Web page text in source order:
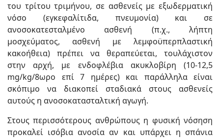
του τρίτου τριμήνου, σε ασθενείς με εξωδερματική
νόσο (εγκεφαλίτιδα, πνευμονία) και σε
ανοσοκατεσταλμένο ασθενή (π.χ., λήπτη
μοσχεύματος, ασθενή με λεμφοϋπερπλαστική
κακοήθεια) πρέπει να θεραπεύεται, τουλάχιστον
στην αρχή, με ενδοφλέβια ακυκλοβίρη (10-12,5
mg/kg/8ωρο επί 7 ημέρες) και παράλληλα είναι
σκόπιμο να διακοπεί σταδιακά στους ασθενείς
αυτούς η ανοσοκατασταλτική αγωγή.
Στους περισσότερους ανθρώπους η φυσική νόσηση
προκαλεί ισόβια ανοσία αν και υπάρχει η σπάνια